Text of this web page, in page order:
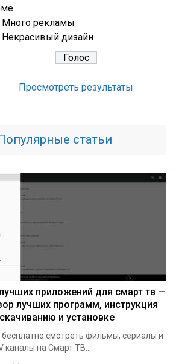
Много рекламы
Некрасивый дизайн
Просмотреть результаты
статьи
приложений для смарт тв —
лучших программ, инструкция
и установке
бесплатно смотреть фильмы, сериалы и
каналы на Смарт ТВ...